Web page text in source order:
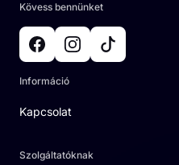
Kövess bennünket
Információ
Kapcsolat
Szolgáltatóknak